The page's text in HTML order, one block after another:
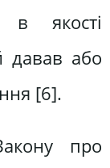
в якості
давав або
[6].
про